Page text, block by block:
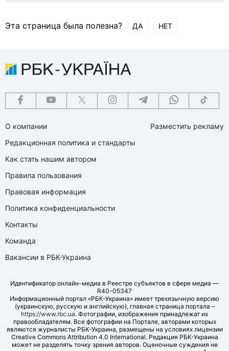
Эта страница была полезна? ДА НЕТ
О компании
Редакционная политика и стандарты
Как стать нашим автором
Правила пользования
Правовая информация
Политика конфиденциальности
Контакты
Команда
Вакансии в РБК-Украина
Разместить рекламу
Идентификатор онлайн-медиа в Реестре субъектов в сфере медиа —
R40-05347
Информационный портал «РБК-Украина» имеет трехязычную версию
(украинскую, русскую и английскую), главная страница портала –
https://www.rbc.ua. Фотографии, изображения принадлежат их
правообладателям. Все фотографии на Портале, авторами которых
являются журналисты РБК-Украина, размещены на условиях лицензии
Creative Commons Attribution 4.0 International. Редакция РБК-Украина
может не разделять точку зрения авторов. Оценочные суждения не